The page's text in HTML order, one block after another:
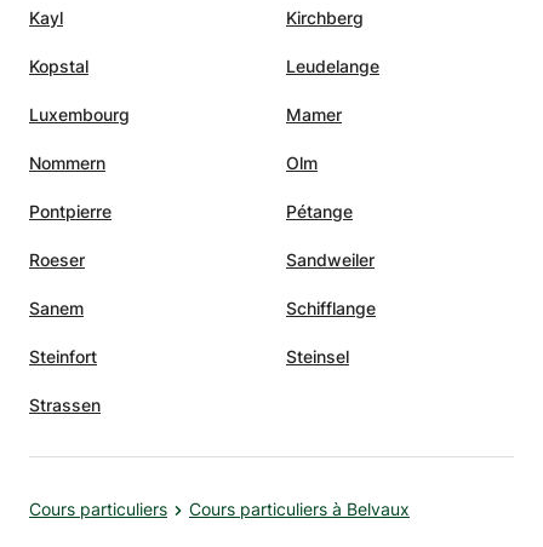
Kayl Kirchberg
Kopstal Leudelange
Luxembourg Mamer
Nommern Olm
Pontpierre Pétange
Roeser Sandweiler
Sanem Schifflange
Steinfort Steinsel
Strassen
Cours particuliers Cours particuliers à Belvaux